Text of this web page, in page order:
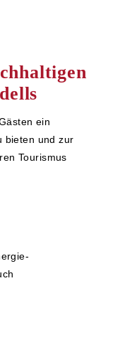
ein
bieten und zur
Tourismus